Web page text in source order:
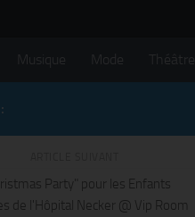
Musique Mode Théâtre
Party" pour les Enfants
de l'Hôpital Necker @ Vip Room